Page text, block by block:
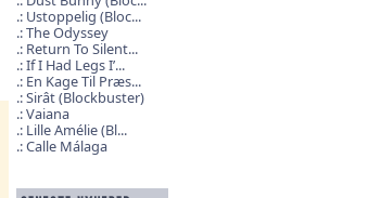
Ustoppelig (Bloc...
The Odyssey
Return To Silent...
If I Had Legs I’...
En Kage Til Præs...
Sirât (Blockbuster)
Vaiana
Lille Amélie (Bl...
Calle Málaga